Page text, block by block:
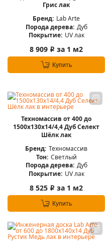
Грис лак
Бренд: Lab Arte
Порода дерева: Дуб
Покрытие: UV лак
8 909 i за 1 м2
Купить
Техномассив от 400 до
1500х130х14/4,4 Дуб Селект
Шёлк лак
Бренд: Техномассив
Тон: Светлый
Порода дерева: Дуб
Покрытие: UV лак
8 525 i за 1 м2
Купить